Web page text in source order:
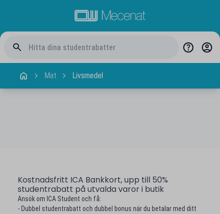
Mat Livsmedel
Kostnadsfritt ICA Bankkort, upp till 50%
studentrabatt på utvalda varor i butik
Ansök om ICA Student och få:
- Dubbel studentrabatt och dubbel bonus när du betalar med ditt